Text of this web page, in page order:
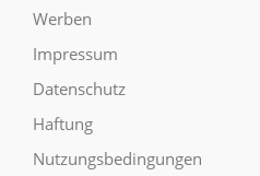
Werben
Impressum
Datenschutz
Haftung
Nutzungsbedingungen